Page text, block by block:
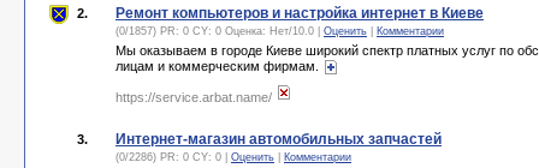
2. Ремонт компьютеров и настройка интернет в Киеве
(0/1857) PR: 0 CY: 0 Оценка: Нет/10.0 Оценить Комментарии
Мы оказываем в городе Киеве широкий спектр платных услуг по
лицам и коммерческим фирмам.
https://service.arbat.name/
3. Интернет-магазин автомобильных запчастей
(0/2286) PR: 0 CY: 0 | Оценить Комментарии